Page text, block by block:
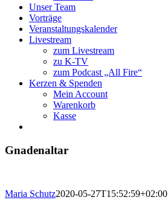
Unser Team
Vorträge
Veranstaltungskalender
Livestream
zum Livestream
zu K-TV
zum Podcast „All Fire“
Kerzen & Spenden
Mein Account
Warenkorb
Kasse
Gnadenaltar
Maria Schutz2020-05-27T15:52:59+02:00